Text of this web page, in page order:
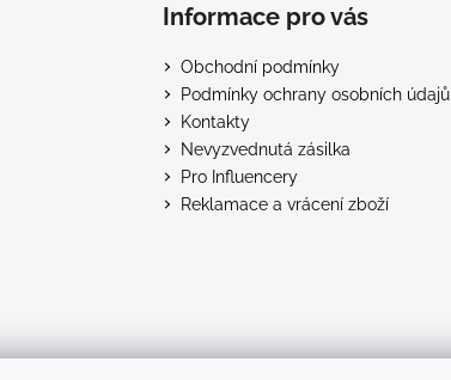
Informace pro vás
Obchodní podmínky
Podmínky ochrany osobních údajů
Kontakty
Nevyzvednutá zásilka
Pro Influencery
Reklamace a vrácení zboží